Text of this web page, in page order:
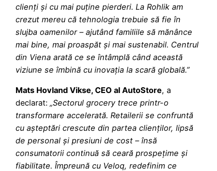
clienți și cu mai puține pierderi. La Rohlik am
crezut mereu că tehnologia trebuie să fie în
slujba oamenilor – ajutând familiile să mănânce
mai bine, mai proaspăt și mai sustenabil. Centrul
din Viena arată ce se întâmplă când această
viziune se îmbină cu inovația la scară globală.”
Mats Hovland Vikse, CEO al AutoStore, a
declarat: „Sectorul grocery trece printr-o
transformare accelerată. Retailerii se confruntă
cu așteptări crescute din partea clienților, lipsă
de personal și presiuni de cost – însă
consumatorii continuă să ceară prospețime și
fiabilitate. Împreună cu Veloq, redefinim ce